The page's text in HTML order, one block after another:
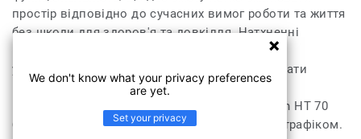
простір відповідно до сучасних вимог роботи та життя
без шкоди для здоров'я та довкілля. Натхненні
ультрареалістичним друком, дають змогу обрати
найкращі природні дизайни для створення
гармонійного інтер'єру. Колекція iD Inspiration HT 70
було розроблено для приміщень із високим трафіком.
We don't know what your privacy preferences
are yet.
Set your privacy